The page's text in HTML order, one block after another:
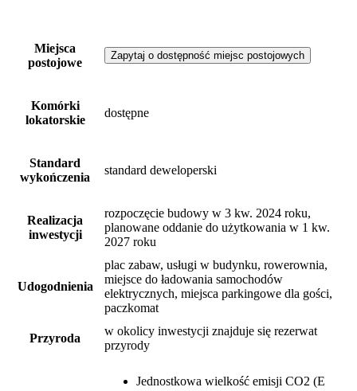
Miejsca
postojowe
Zapytaj o dostępność miejsc postojowych
Komórki
lokatorskie
dostępne
Standard
wykończenia
standard deweloperski
Realizacja
inwestycji
rozpoczęcie budowy w 3 kw. 2024 roku,
planowane oddanie do użytkowania w 1 kw.
2027 roku
Udogodnienia
plac zabaw, usługi w budynku, rowerownia,
miejsce do ładowania samochodów
elektrycznych, miejsca parkingowe dla gości,
paczkomat
Przyroda
w okolicy inwestycji znajduje się rezerwat
przyrody
Jednostkowa wielkość emisji CO2 (E